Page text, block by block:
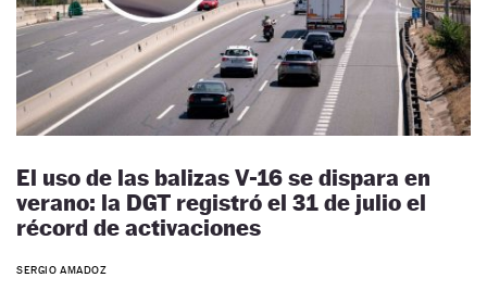
El uso de las balizas V-16 se dispara en
verano: la DGT registró el 31 de julio el
récord de activaciones
SERGIO AMADOZ